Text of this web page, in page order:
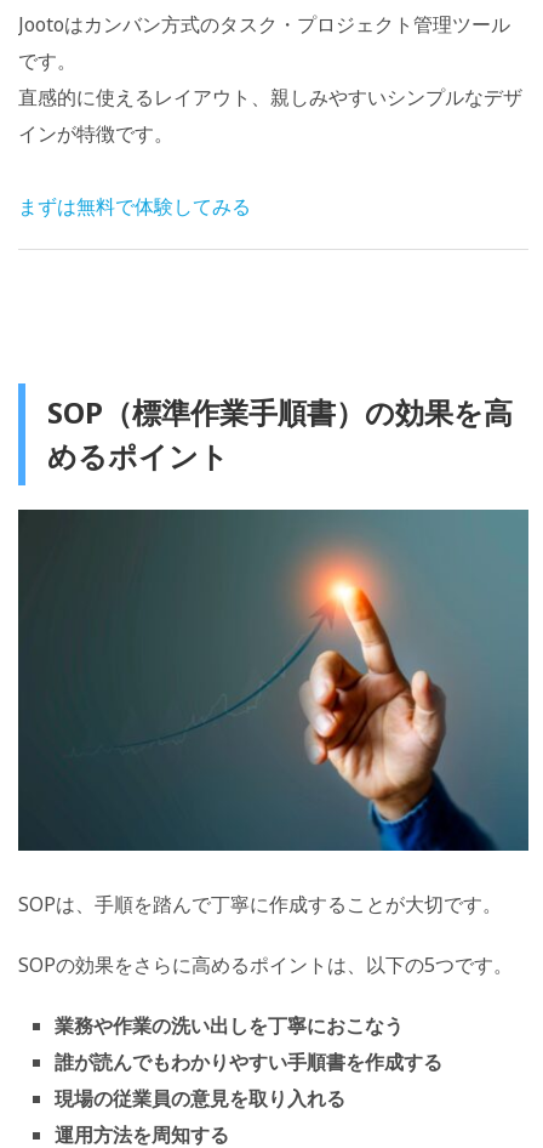
Jootoはカンバン方式のタスク・プロジェクト管理ツール
です。
直感的に使えるレイアウト、親しみやすいシンプルなデザ
インが特徴です。
まずは無料で体験してみる
SOP（標準作業手順書）の効果を高
めるポイント
SOPは、手順を踏んで丁寧に作成することが大切です。
SOPの効果をさらに高めるポイントは、以下の5つです。
業務や作業の洗い出しを丁寧におこなう
誰が読んでもわかりやすい手順書を作成する
現場の従業員の意見を取り入れる
運用方法を周知する